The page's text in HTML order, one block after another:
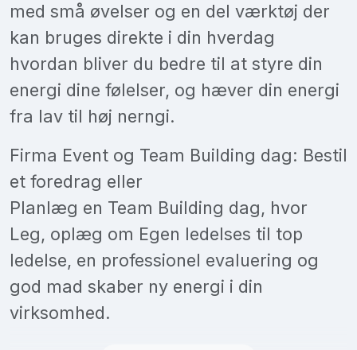
med små øvelser og en del værktøj der
kan bruges direkte i din hverdag
hvordan bliver du bedre til at styre din
energi dine følelser, og hæver din energi
fra lav til høj nerngi.
Firma Event og Team Building dag: Bestil
et foredrag eller
Planlæg en Team Building dag, hvor
Leg, oplæg om Egen ledelses til top
ledelse, en professionel evaluering og
god mad skaber ny energi i din
virksomhed.